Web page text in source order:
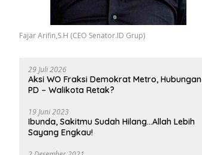
Fajar Arifin,S.H (CEO Senator.ID Grup)
29 Juli 2026
Aksi WO Fraksi Demokrat Metro, Hubungan
PD – Walikota Retak?
19 Juni 2023
Ibunda, Sakitmu Sudah Hilang…Allah Lebih
Sayang Engkau!